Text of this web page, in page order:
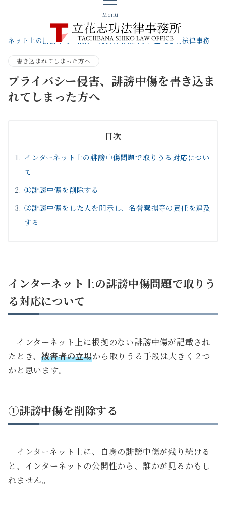
Menu
ネット上の誹謗中傷・削除・発信者情報開示は立花志功法律事務所へ【札幌の弁護士】
書き込まれてしまった方へ
プライバシー侵害、誹謗中傷を書き込ま
れてしまった方へ
目次
インターネット上の誹謗中傷問題で取りうる対応につい
て
①誹謗中傷を削除する
②誹謗中傷をした人を開示し、名誉棄損等の責任を追及
する
インターネット上の誹謗中傷問題で取りう
る対応について
インターネット上に根拠のない誹謗中傷が記載され
たとき、被害者の立場から取りうる手段は大きく２つ
かと思います。
①誹謗中傷を削除する
インターネット上に、自身の誹謗中傷が残り続ける
と、インターネットの公開性から、誰かが見るかもし
れません。